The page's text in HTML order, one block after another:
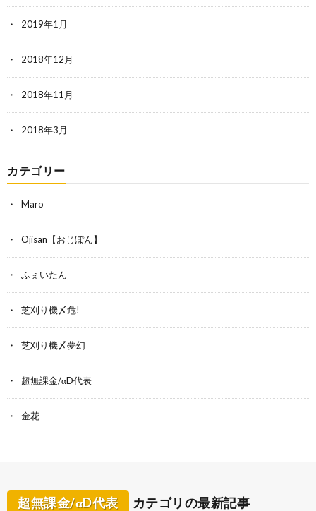
2019年1月
2018年12月
2018年11月
2018年3月
カテゴリー
Maro
Ojisan【おじぽん】
ふぇいたん
芝刈り機〆危!
芝刈り機〆夢幻
超無課金/αD代表
金花
超無課金/αD代表 カテゴリの最新記事